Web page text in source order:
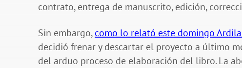
contrato, entrega de manuscrito, edición,
Sin embargo,como lo relató este domingo
decidió frenar y descartar el proyecto a último
del arduo proceso de elaboración del libro. La